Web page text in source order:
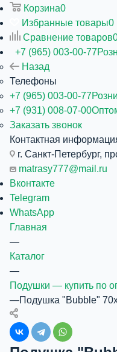
Корзина0
Избранные товары0
Сравнение товаров
+7 (965) 003-00-77
Назад
Телефоны
+7 (965) 003-00-77
+7 (931) 008-07-00
Заказать звонок
Контактная
г. Санкт-Петербург,
matrasy777@mail.ru
Вконтакте
Telegram
WhatsApp
Главная
—
Каталог
—
Подушки — купить по
—Подушка "Bubble"